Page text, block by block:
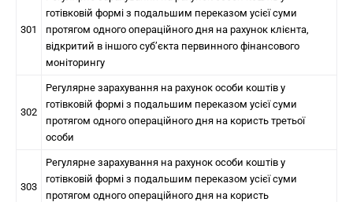
301
готівковій формі з подальшим переказом усієї суми
протягом одного операційного дня на рахунок клієнта,
відкритий в іншого суб’єкта первинного фінансового
моніторингу
302
Регулярне зарахування на рахунок особи коштів у
готівковій формі з подальшим переказом усієї суми
протягом одного операційного дня на користь третьої
особи
303
Регулярне зарахування на рахунок особи коштів у
готівковій формі з подальшим переказом усієї суми
протягом одного операційного дня на користь